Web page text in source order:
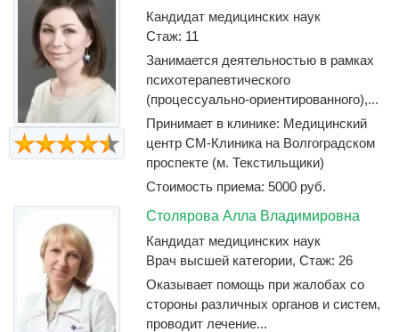
Кандидат медицинских наук
Стаж: 11
Занимается деятельностью в рамках
психотерапевтического
(процессуально-ориентированного),...
Принимает в клинике: Медицинский
центр СМ-Клиника на Волгоградском
проспекте (м. Текстильщики)
Стоимость приема: 5000 руб.
Столярова Алла Владимировна
Кандидат медицинских наук
Врач высшей категории, Стаж: 26
Оказывает помощь при жалобах со
стороны различных органов и систем,
проводит лечение...